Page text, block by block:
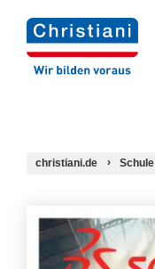
christiani.de Schule